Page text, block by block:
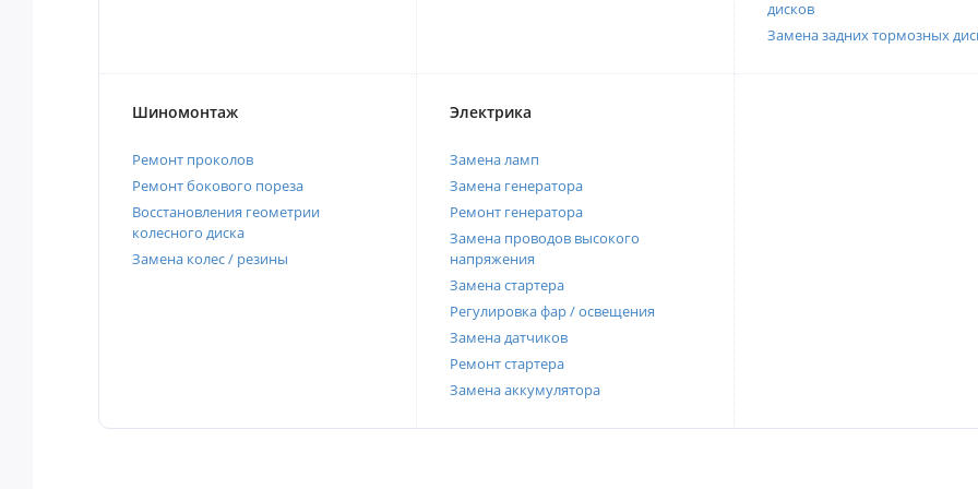
дисков
Замена задних тормозных
Шиномонтаж
Ремонт проколов
Ремонт бокового пореза
Восстановления геометрии
колесного диска
Замена колес / резины
Электрика
Замена ламп
Замена генератора
Ремонт генератора
Замена проводов высокого
напряжения
Замена стартера
Регулировка фар / освещения
Замена датчиков
Ремонт стартера
Замена аккумулятора